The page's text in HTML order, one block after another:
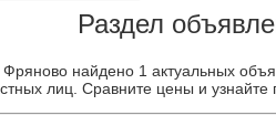
Раздел
найдено 1 актуальных
лиц. Сравните цены и